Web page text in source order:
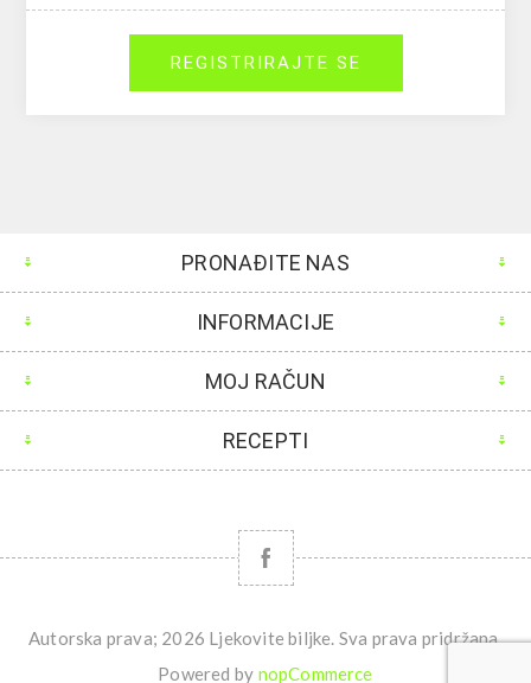
REGISTRIRAJTE SE
PRONAĐITE NAS
INFORMACIJE
MOJ RAČUN
RECEPTI
Autorska prava; 2026 Ljekovite biljke. Sva prava pridržana.
Powered by nopCommerce